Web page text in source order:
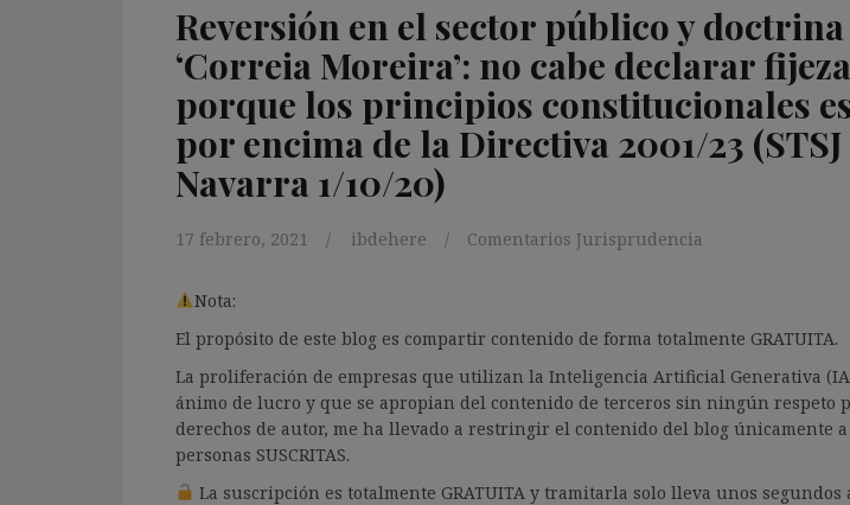
Reversión en el sector público y doctrina
‘Correia Moreira’: no cabe declarar fijeza
porque los principios constitucionales
por encima de la Directiva 2001/23 (STSJ
Navarra 1/10/20)
17 febrero, 2021 ibdehere Comentarios Jurisprudencia
Nota:
El propósito de este blog es compartir contenido de forma totalmente GRATUITA.
La proliferación de empresas que utilizan la Inteligencia Artificial Generativa
ánimo de lucro y que se apropian del contenido de terceros sin ningún respeto
derechos de autor, me ha llevado a restringir el contenido del blog únicamente a
personas SUSCRITAS.
La suscripción es totalmente GRATUITA y tramitarla solo lleva unos segundos